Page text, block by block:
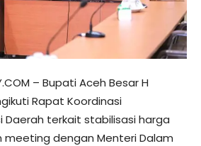
– Bupati Aceh Besar H
Rapat Koordinasi
Daerah terkait stabilisasi harga
meeting dengan Menteri Dalam